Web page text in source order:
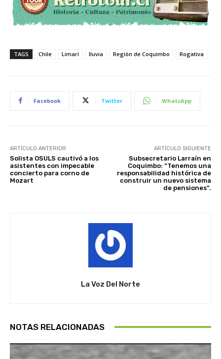
TAGS Chile Limarí lluvia Región de Coquimbo Rogativa
Facebook Twitter WhatsApp
ARTÍCULO ANTERIOR
Solista OSULS cautivó a los
asistentes con impecable
concierto para corno de
Mozart
ARTÍCULO SIGUIENTE
Subsecretario Larraín en
Coquimbo: “Tenemos una
responsabilidad histórica de
construir un nuevo sistema
de pensiones”.
La Voz Del Norte
NOTAS RELACIONADAS